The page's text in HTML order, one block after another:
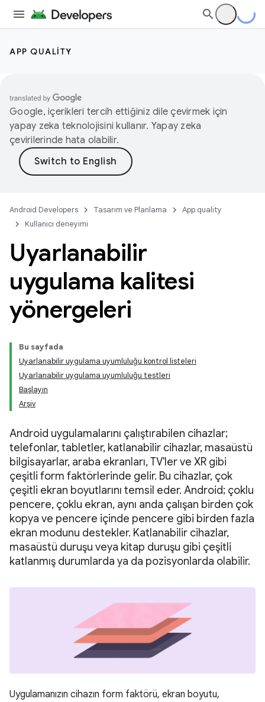
APP QUALITY
Google, içerikleri tercih ettiğiniz dile çevirmek için
yapay zeka teknolojisini kullanır. Yapay zeka
çevirilerinde hata olabilir.
Android Developers Tasarım ve Planlama
App quality
Kullanıcı deneyimi
Uyarlanabilir
uygulama kalitesi
yönergeleri
Bu sayfada
Uyarlanabilir uygulama uyumluluğu kontrol listeleri
Uyarlanabilir uygulama uyumluluğu testleri
Başlayın
Arşiv
Android uygulamalarını çalıştırabilen cihazlar;
telefonlar, tabletler, katlanabilir cihazlar, masaüstü
bilgisayarlar, araba ekranları, TV'ler ve XR gibi
çeşitli form faktörlerinde gelir. Bu cihazlar, çok
çeşitli ekran boyutlarını temsil eder. Android; çoklu
pencere, çoklu ekran, aynı anda çalışan birden çok
kopya ve pencere içinde pencere gibi birden fazla
ekran modunu destekler. Katlanabilir cihazlar,
masaüstü duruşu veya kitap duruşu gibi çeşitli
katlanmış durumlarda ya da pozisyonlarda olabilir.
Uygulamanızın cihazın form faktörü, ekran boyutu,